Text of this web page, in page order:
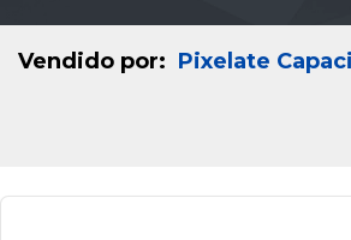
Vendido por: Pixelate